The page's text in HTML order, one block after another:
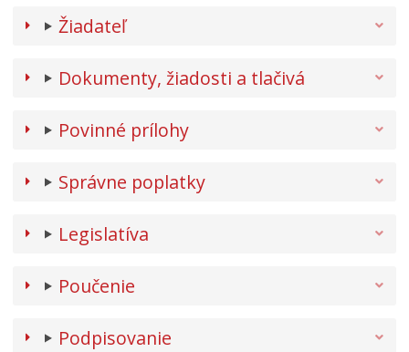
Žiadateľ
Dokumenty, žiadosti a tlačivá
Povinné prílohy
Správne poplatky
Legislatíva
Poučenie
Podpisovanie